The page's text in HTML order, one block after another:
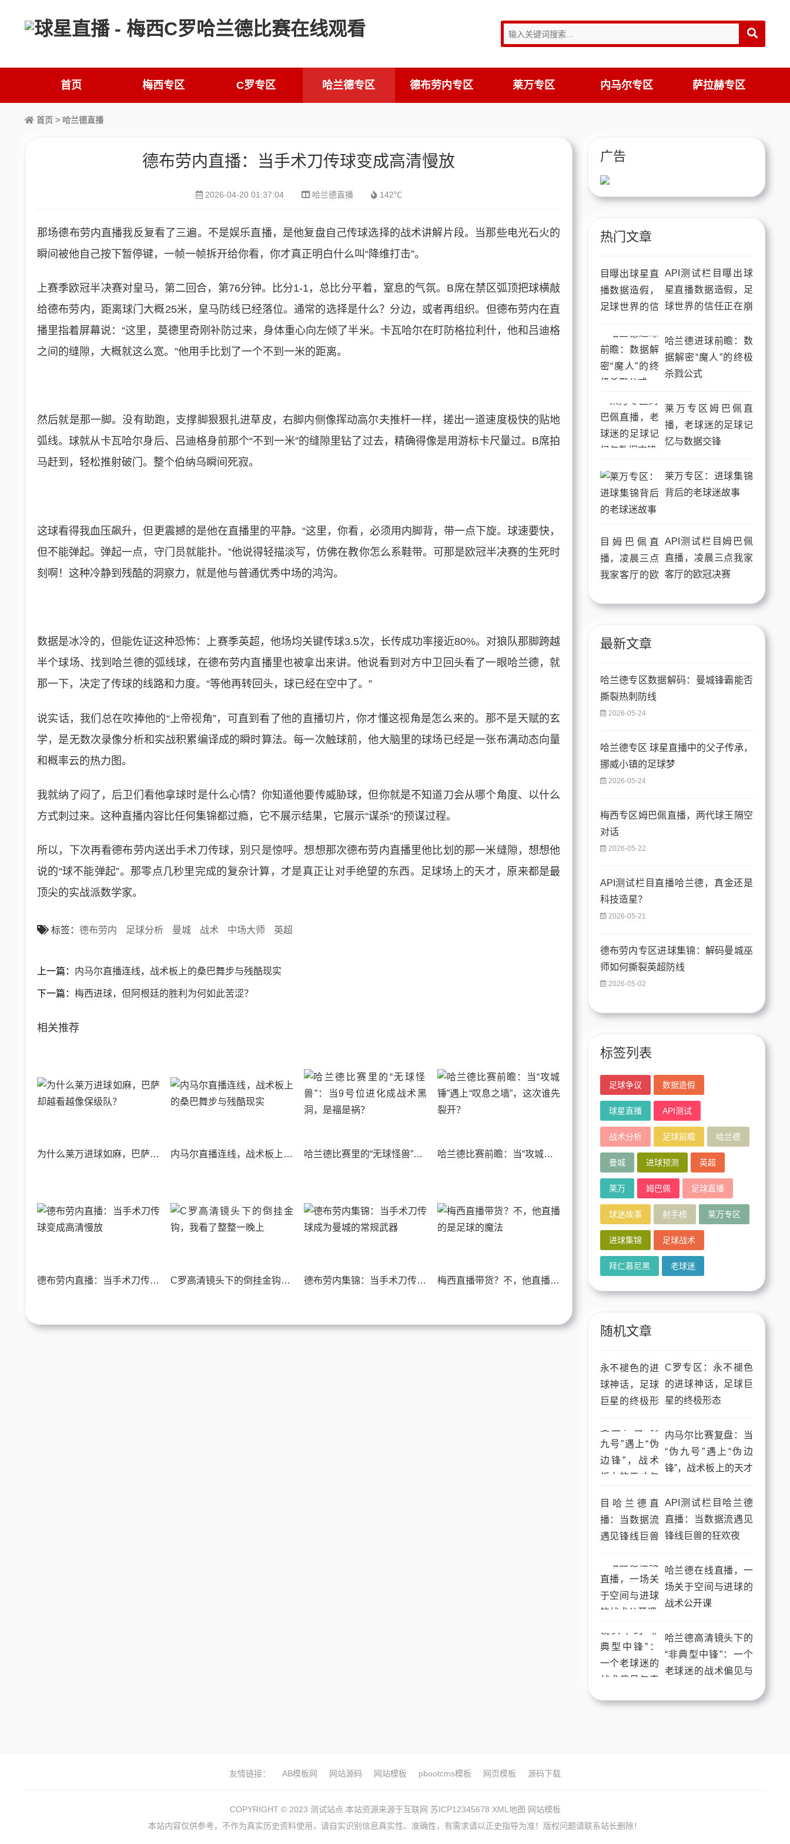
首页 梅西专区 C罗专区 哈兰德专区 德布劳内专区 莱万专区 内马尔专区 萨拉赫专区
首页 > 哈兰德直播
德布劳内直播：当手术刀传球变成高清慢放
2026-04-20 01:37:04 哈兰德直播 142℃
那场德布劳内直播我反复看了三遍。不是娱乐直播，是他复盘自己传球选择的战术讲解片段。当那些电光石火的
瞬间被他自己按下暂停键，一帧一帧拆开给你看，你才真正明白什么叫“降维打击”。
上赛季欧冠半决赛对皇马，第二回合，第76分钟。比分1-1，总比分平着，窒息的气氛。B席在禁区弧顶把球横敲
给德布劳内，距离球门大概25米，皇马防线已经落位。通常的选择是什么？分边，或者再组织。但德布劳内在直
播里指着屏幕说：“这里，莫德里奇刚补防过来，身体重心向左倾了半米。卡瓦哈尔在盯防格拉利什，他和吕迪格
之间的缝隙，大概就这么宽。”他用手比划了一个不到一米的距离。
然后就是那一脚。没有助跑，支撑脚狠狠扎进草皮，右脚内侧像挥动高尔夫推杆一样，搓出一道速度极快的贴地
弧线。球就从卡瓦哈尔身后、吕迪格身前那个“不到一米”的缝隙里钻了过去，精确得像是用游标卡尺量过。B席拍
马赶到，轻松推射破门。整个伯纳乌瞬间死寂。
这球看得我血压飙升，但更震撼的是他在直播里的平静。“这里，你看，必须用内脚背，带一点下旋。球速要快，
但不能弹起。弹起一点，守门员就能扑。”他说得轻描淡写，仿佛在教你怎么系鞋带。可那是欧冠半决赛的生死时
刻啊！这种冷静到残酷的洞察力，就是他与普通优秀中场的鸿沟。
数据是冰冷的，但能佐证这种恐怖：上赛季英超，他场均关键传球3.5次，长传成功率接近80%。对狼队那脚跨越
半个球场、找到哈兰德的弧线球，在德布劳内直播里也被拿出来讲。他说看到对方中卫回头看了一眼哈兰德，就
那一下，决定了传球的线路和力度。“等他再转回头，球已经在空中了。”
说实话，我们总在吹捧他的“上帝视角”，可直到看了他的直播切片，你才懂这视角是怎么来的。那不是天赋的玄
学，是无数次录像分析和实战积累编译成的瞬时算法。每一次触球前，他大脑里的球场已经是一张布满动态向量
和概率云的热力图。
我就纳了闷了，后卫们看他拿球时是什么心情？你知道他要传威胁球，但你就是不知道刀会从哪个角度、以什么
方式刺过来。这种直播内容比任何集锦都过瘾，它不展示结果，它展示“谋杀”的预谋过程。
所以，下次再看德布劳内送出手术刀传球，别只是惊呼。想想那次德布劳内直播里他比划的那一米缝隙，想想他
说的“球不能弹起”。那零点几秒里完成的复杂计算，才是真正让对手绝望的东西。足球场上的天才，原来都是最
顶尖的实战派数学家。
标签： 德布劳内 足球分析 曼城 战术 中场大师 英超
上一篇： 内马尔直播连线，战术板上的桑巴舞步与残酷现实
下一篇： 梅西进球，但阿根廷的胜利为何如此苦涩？
相关推荐
为什么莱万进球如麻，巴萨却越看越像保级队？ 内马尔直播连线，战术板上的桑巴舞步与残酷现实 哈兰德比赛里的“无球怪兽”：当9号位进化成战术黑洞，是福是祸？ 哈兰德比赛前瞻：当“攻城锤”遇上“叹息之墙”，这次谁先裂开？
德布劳内直播：当手术刀传球变成高清慢放 C罗高清镜头下的倒挂金钩，我看了整整一晚上 德布劳内集锦：当手术刀传球成为曼城的常规武器 梅西直播带货？不，他直播的是足球的魔法
广告
热门文章
API测试栏目曝出球
星直播数据造假，足
球世界的信任正在崩
哈兰德进球前瞻：数
据解密“魔人”的终极
杀戮公式
莱万专区姆巴佩直
播，老球迷的足球记
忆与数据交锋
莱万专区：进球集锦
背后的老球迷故事
API测试栏目姆巴佩
直播，凌晨三点我家
客厅的欧冠决赛
最新文章
哈兰德专区数据解码：曼城锋霸能否
撕裂热刺防线
2026-05-24
哈兰德专区 球星直播中的父子传承，
挪威小镇的足球梦
2026-05-24
梅西专区姆巴佩直播，两代球王隔空
对话
2026-05-22
API测试栏目直播哈兰德，真金还是
科技造星？
2026-05-21
德布劳内专区进球集锦：解码曼城巫
师如何撕裂英超防线
2026-05-02
标签列表
足球争议 数据造假
球星直播 API测试
战术分析 足球前瞻 哈兰德
曼城 进球预测 英超
莱万 姆巴佩 足球直播
球迷故事 射手榜 莱万专区
进球集锦 足球战术
拜仁慕尼黑 老球迷
随机文章
C罗专区：永不褪色
的进球神话，足球巨
星的终极形态
内马尔比赛复盘：当
“伪九号”遇上“伪边
锋”，战术板上的天才
API测试栏目哈兰德
直播：当数据流遇见
锋线巨兽的狂欢夜
哈兰德在线直播，一
场关于空间与进球的
战术公开课
哈兰德高清镜头下的
“非典型中锋”：一个
老球迷的战术偏见与
友情链接： AB模板网 网站源码 网站模板 pbootcms模板 网页模板 源码下载
COPYRIGHT © 2023 测试站点 本站资源来源于互联网 苏ICP12345678 XML地图 网站模板
本站内容仅供参考，不作为真实历史资料使用，请自实识别信息真实性、准确性，有需求请以正史指导为准！版权问题请联系站长删除！